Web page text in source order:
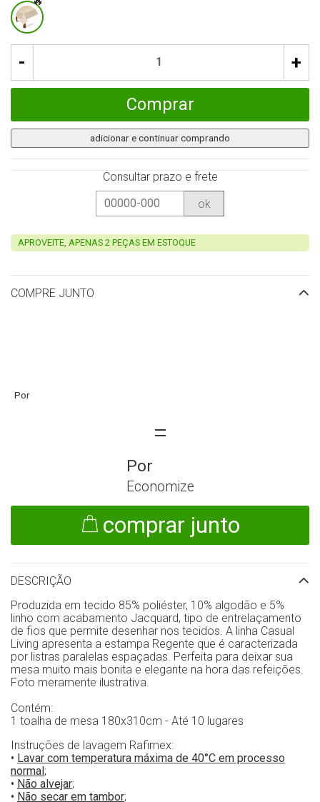
- +
Comprar
adicionar e continuar comprando
Consultar prazo e frete
ok
APROVEITE, APENAS 2 PEÇAS EM ESTOQUE
COMPRE JUNTO
Economize
comprar junto
DESCRIÇÃO
Produzida em tecido 85% poliéster, 10% algodão e 5%
linho com acabamento Jacquard, tipo de entrelaçamento
de fios que permite desenhar nos tecidos. A linha Casual
Living apresenta a estampa Regente que é caracterizada
por listras paralelas espaçadas. Perfeita para deixar sua
mesa muito mais bonita e elegante na hora das refeições.
Foto meramente ilustrativa.
Contém:
1 toalha de mesa 180x310cm - Até 10 lugares
Instruções de lavagem Rafimex:
• Lavar com temperatura máxima de 40°C em processo
normal;
• Não alvejar;
• Não secar em tambor;